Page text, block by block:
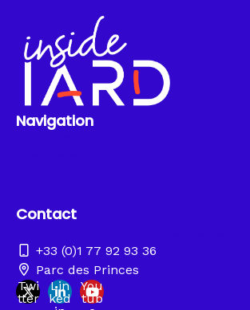
Navigation
Contact
+33 (0)1 77 92 93 36
Parc des Princes
Twi
tter
Lin
ked
You
tub